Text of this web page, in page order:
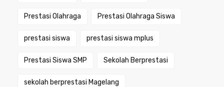
Prestasi Olahraga Prestasi Olahraga Siswa
prestasi siswa prestasi siswa mplus
Prestasi Siswa SMP Sekolah Berprestasi
sekolah berprestasi Magelang